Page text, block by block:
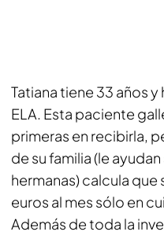
Tatiana tiene 33 años
ELA. Esta paciente
primeras en recibirla,
de su familia (le
hermanas) calcula
euros al mes sólo en
Además de toda la